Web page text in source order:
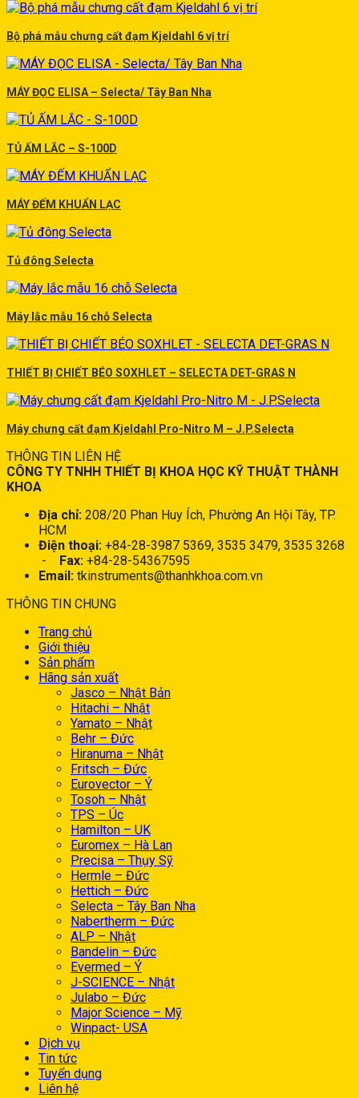
Bộ phá mẫu chưng cất đạm Kjeldahl 6 vị trí
MÁY ĐỌC ELISA – Selecta/ Tây Ban Nha
TỦ ẤM LẮC – S-100D
MÁY ĐẾM KHUẨN LẠC
Tủ đông Selecta
Máy lắc mẫu 16 chỗ Selecta
THIẾT BỊ CHIẾT BÉO SOXHLET – SELECTA DET-GRAS N
Máy chưng cất đạm Kjeldahl Pro-Nitro M – J.P.Selecta
THÔNG TIN LIÊN HỆ
CÔNG TY TNHH THIẾT BỊ KHOA HỌC KỸ THUẬT THÀNH
KHOA
Địa chỉ: 208/20 Phan Huy Ích, Phường An Hội Tây, TP.
HCM
Điện thoại: +84-28-3987 5369, 3535 3479, 3535 3268
-
Fax: +84-28-54367595
Email: tkinstruments@thanhkhoa.com.vn
THÔNG TIN CHUNG
Trang chủ
Giới thiệu
Sản phẩm
Hãng sản xuất
Jasco – Nhật Bản
Hitachi – Nhật
Yamato – Nhật
Behr – Đức
Hiranuma – Nhật
Fritsch – Đức
Eurovector – Ý
Tosoh – Nhật
TPS – Úc
Hamilton – UK
Euromex – Hà Lan
Precisa – Thụy Sỹ
Hermle – Đức
Hettich – Đức
Selecta – Tây Ban Nha
Nabertherm – Đức
ALP – Nhật
Bandelin – Đức
Evermed – Ý
J-SCIENCE – Nhật
Julabo – Đức
Major Science – Mỹ
Winpact- USA
Dịch vụ
Tin tức
Tuyển dụng
Liên hệ